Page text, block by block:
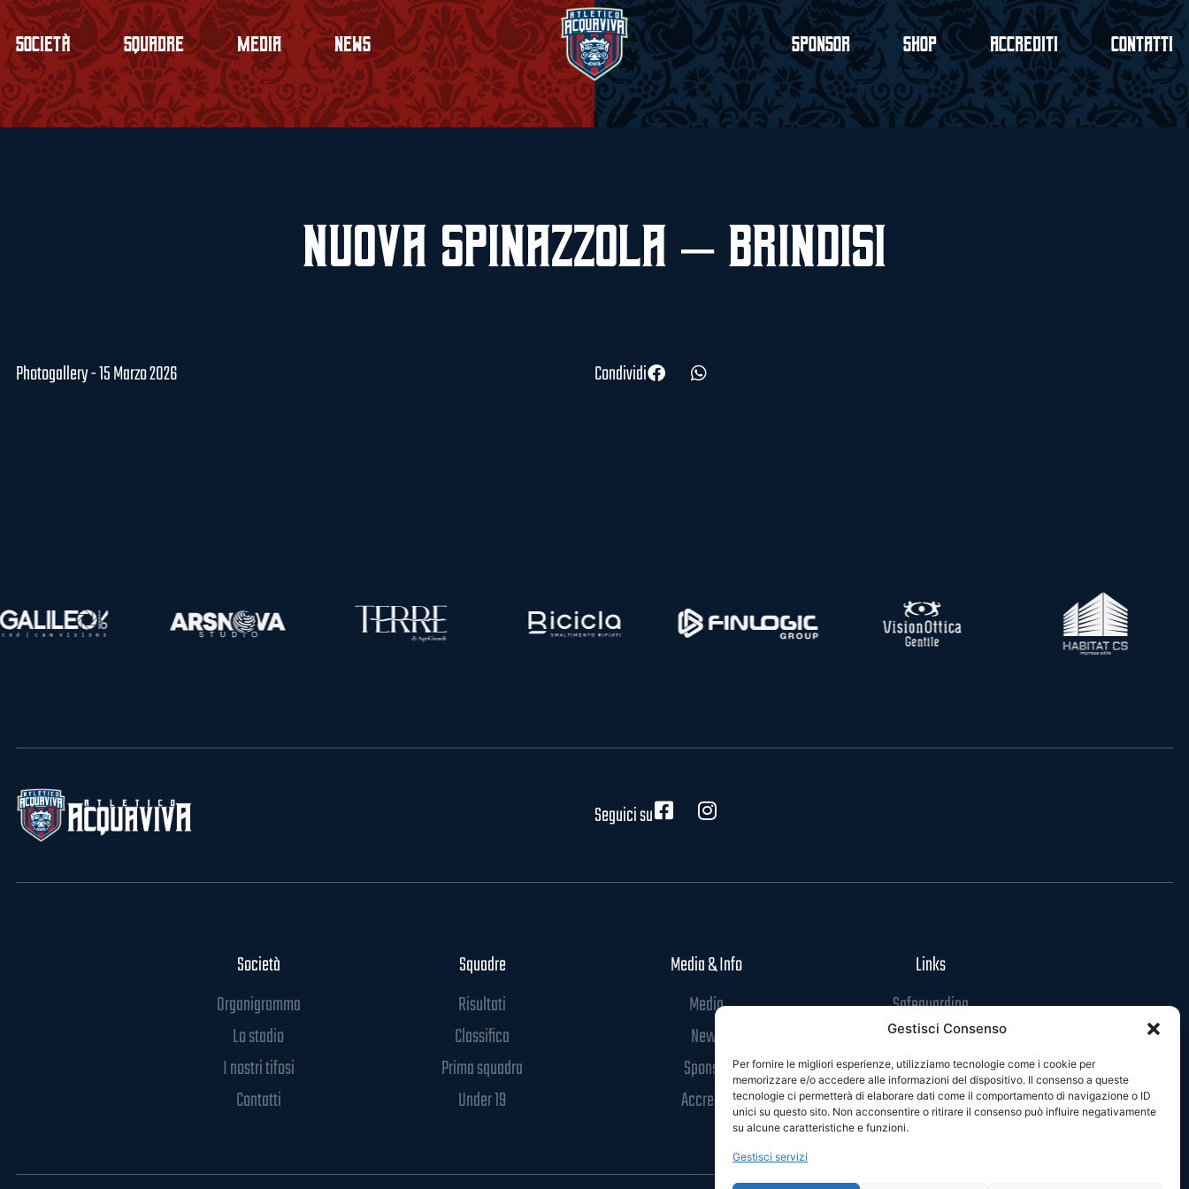
Gestisci Consenso
Per fornire le migliori esperienze, utilizziamo tecnologie come i cookie per
memorizzare e/o accedere alle informazioni del dispositivo. Il consenso a queste
tecnologie ci permetterà di elaborare dati come il comportamento di navigazione o ID
unici su questo sito. Non acconsentire o ritirare il consenso può influire negativamente
su alcune caratteristiche e funzioni.
Gestisci servizi
Società Squadre Media News Sponsor Shop Accrediti Contatti
Nuova Spinazzola – Brindisi
Photogallery - 15 Marzo 2026 Condividi
Seguici su
Società
Organigramma
Lo stadio
I nostri tifosi
Contatti
Squadre
Risultati
Classifica
Prima squadra
Under 19
Media & Info
Media
News
Sponsor
Accrediti
Links
Safeguarding
Codice di Condotta
Privacy Policy
Cookie Policy